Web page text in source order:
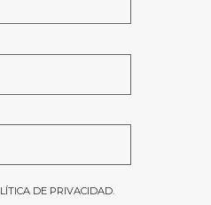
DE PRIVACIDAD.